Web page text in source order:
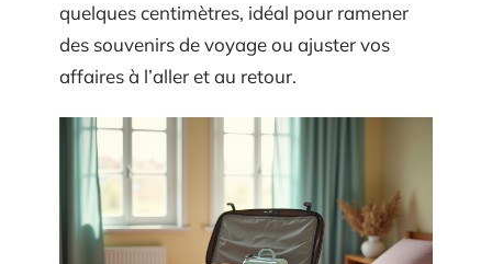
quelques centimètres, idéal pour ramener
des souvenirs de voyage ou ajuster vos
affaires à l’aller et au retour.